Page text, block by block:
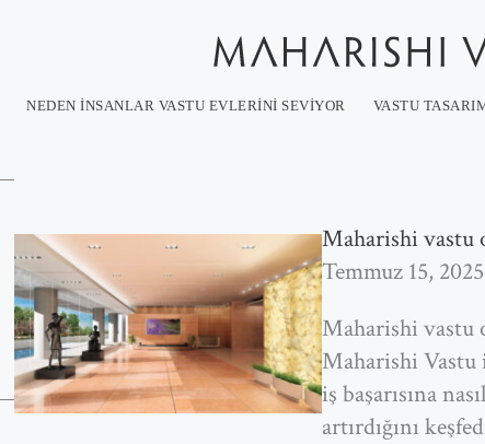
NEDEN İNSANLAR VASTU EVLERINI SEVIYOR VASTU
Maharishi vastu
Temmuz 15, 2025
Maharishi vastu
Maharishi Vastu
iş başarısına
artırdığını